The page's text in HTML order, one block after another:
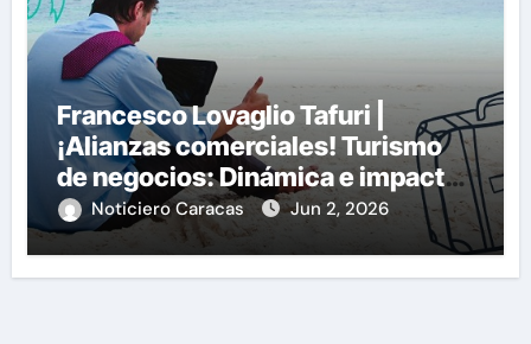
Francesco Lovaglio Tafuri |
¡Alianzas comerciales! Turismo
de negocios: Dinámica e impacto
en la economía global
Noticiero Caracas Jun 2, 2026